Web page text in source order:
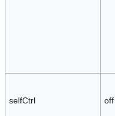
selfCtrl off